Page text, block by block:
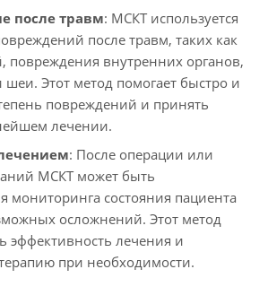
после травм: МСКТ используется
после травм, таких как
повреждения внутренних органов,
Этот метод помогает быстро и
повреждений и принять
лечении.
: После операции или
МСКТ может быть
мониторинга состояния пациента
осложнений. Этот метод
эффективность лечения и
при необходимости.